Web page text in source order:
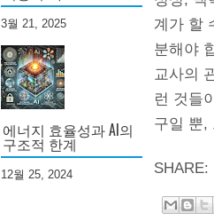
3월 21, 2025
에너지 효율성과 AI의
구조적 한계
12월 25, 2024
계가 할
분해야
교사의
런 것들
구일 뿐,
SHARE: